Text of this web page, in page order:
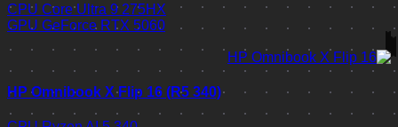
CPU Core Ultra 9 275HX
GPU GeForce RTX 5060
HP Omnibook X Flip 16 (R5 340)